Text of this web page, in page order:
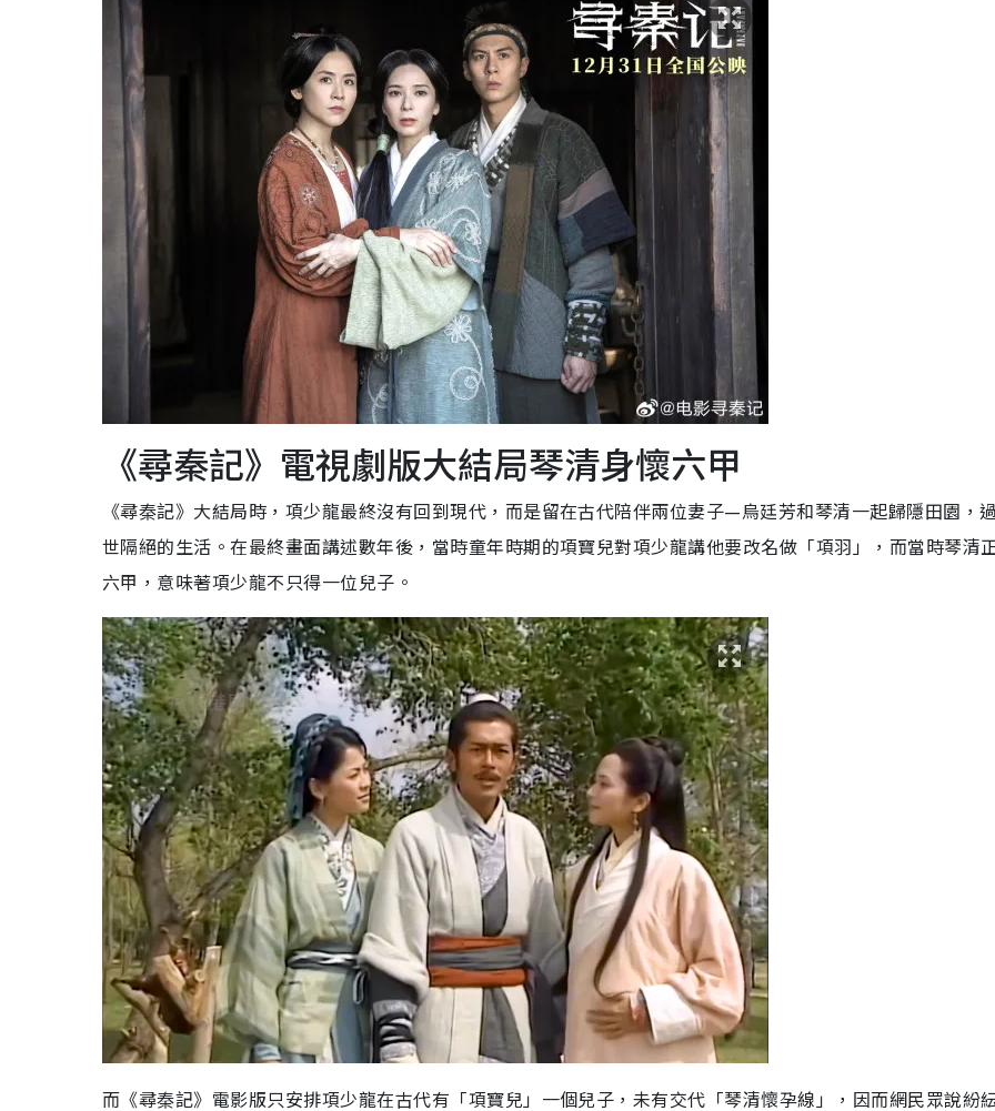
《尋秦記》電視劇版大結局琴清身懷六甲
《尋秦記》大結局時，項少龍最終沒有回到現代，而是留在古代陪伴兩位妻子—烏廷芳和琴清一起歸隱田園，
世隔絕的生活。在最終畫面講述數年後，當時童年時期的項寶兒對項少龍講他要改名做「項羽」，而當時琴清
六甲，意味著項少龍不只得一位兒子。
而《尋秦記》電影版只安排項少龍在古代有「項寶兒」一個兒子，未有交代「琴清懷孕線」，因而網民眾說紛